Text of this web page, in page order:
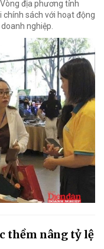
địa phương tỉnh
chính sách với hoạt động
nghiệp.
thềm nâng tỷ lệ